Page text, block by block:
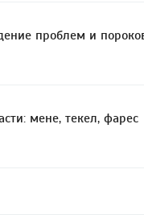
проблем и
мене, текел, фарес